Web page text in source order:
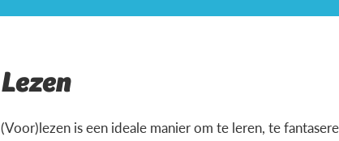
Lezen
(Voor)lezen is een ideale manier om te leren, te